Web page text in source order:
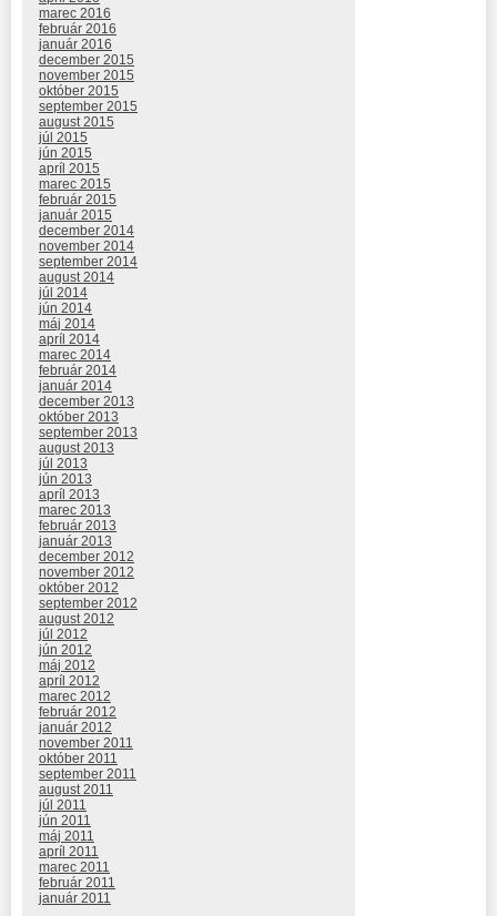
marec 2016
február 2016
január 2016
december 2015
november 2015
október 2015
september 2015
august 2015
júl 2015
jún 2015
apríl 2015
marec 2015
február 2015
január 2015
december 2014
november 2014
september 2014
august 2014
júl 2014
jún 2014
máj 2014
apríl 2014
marec 2014
február 2014
január 2014
december 2013
október 2013
september 2013
august 2013
júl 2013
jún 2013
apríl 2013
marec 2013
február 2013
január 2013
december 2012
november 2012
október 2012
september 2012
august 2012
júl 2012
jún 2012
máj 2012
apríl 2012
marec 2012
február 2012
január 2012
november 2011
október 2011
september 2011
august 2011
júl 2011
jún 2011
máj 2011
apríl 2011
marec 2011
február 2011
január 2011